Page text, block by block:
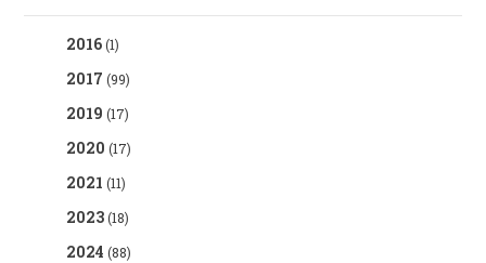
2016(1)
2017 (99)
2019 (17)
2020 (17)
2021 (11)
2023(18)
2024 (88)